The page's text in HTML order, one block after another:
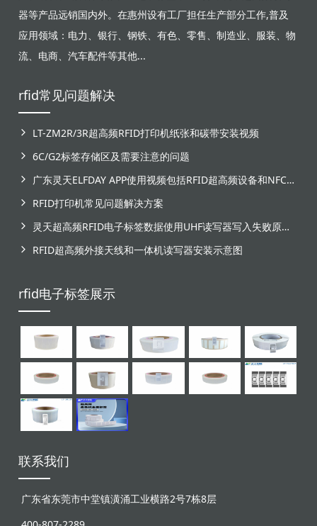
器等产品远销国内外。在惠州设有工厂担任生产部分工作,普及
应用领域：电力、银行、钢铁、有色、零售、制造业、服装、物
流、电商、汽车配件等其他...
rfid常见问题解决
LT-ZM2R/3R超高频RFID打印机纸张和碳带安装视频
6C/G2标签存储区及需要注意的问题
广东灵天ELFDAY APP使用视频包括RFID超高频设备和NFC芯片标签感应
RFID打印机常见问题解决方案
灵天超高频RFID电子标签数据使用UHF读写器写入失败原因分析
RFID超高频外接天线和一体机读写器安装示意图
rfid电子标签展示
联系我们
广东省东莞市中堂镇潢涌工业横路2号7栋8层